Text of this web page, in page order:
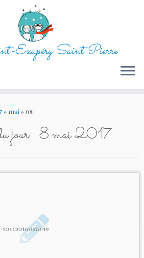
Exupéry Saint Pierre
» mai» 08
jour : 8 mai 2017